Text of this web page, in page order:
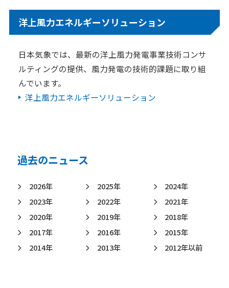
気象情報活用のご相談
お問い合わせ
洋上風力エネルギーソリューション
日本気象では、最新の洋上風力発電事業技術コンサ
ルティングの提供、風力発電の技術的課題に取り組
んでいます。
洋上風力エネルギーソリューション
過去のニュース
2026年 2025年
2024年
2023年
2022年
2021年
2020年
2019年
2018年
2017年
2016年
2015年
2014年
2013年 2012年以前